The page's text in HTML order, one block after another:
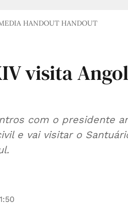
HANDOUT HANDOUT
visita
com o presidente
e vai visitar o